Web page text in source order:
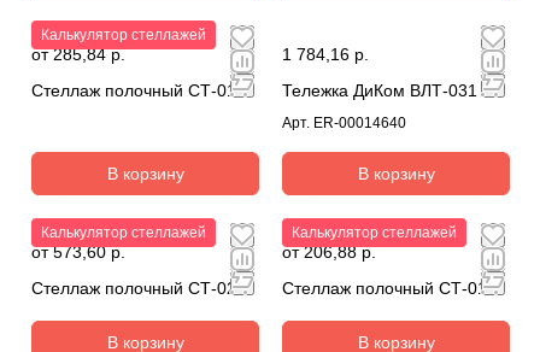
Калькулятор стеллажей
от 285,84 р.
Стеллаж полочный СТ-012
В корзину
1 784,16 р.
Тележка ДиКом ВЛТ-031
Арт. ER-00014640
В корзину
Калькулятор стеллажей
от 573,60 р.
Стеллаж полочный СТ-023
В корзину
Калькулятор стеллажей
от 206,88 р.
Стеллаж полочный СТ-011
В корзину